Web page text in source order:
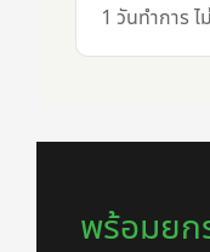
1 วันทำการ
พร้อมยก